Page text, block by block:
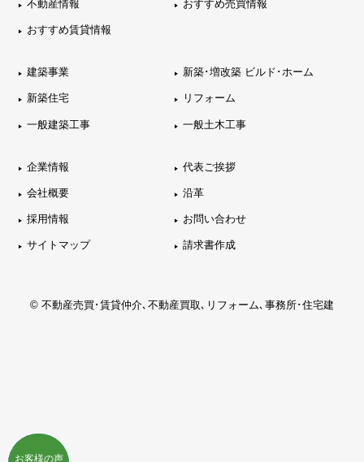
不動産情報 おすすめ売買情報
おすすめ賃貸情報
建築事業 新築･増改築 ビルド･ホーム
新築住宅 リフォーム
一般建築工事 一般土木工事
企業情報 代表ご挨拶
会社概要 沿革
採用情報 お問い合わせ
サイトマップ 請求書作成
© 不動産売買･賃貸仲介､不動産買取､リフォーム､事務所･住宅建
お客様の声
お客様の声